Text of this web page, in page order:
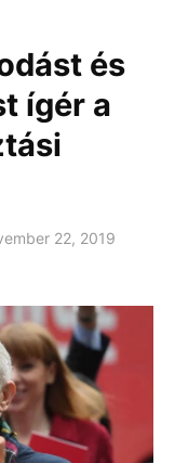
és
ígér a
22, 2019